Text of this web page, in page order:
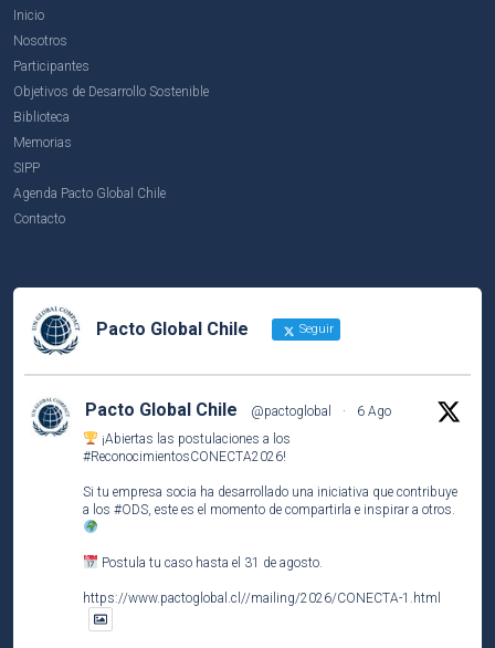
Inicio
Nosotros
Participantes
Objetivos de Desarrollo Sostenible
Biblioteca
Memorias
SIPP
Agenda Pacto Global Chile
Contacto
Pacto Global Chile Seguir
Pacto Global Chile @pactoglobal ·
6 Ago
¡Abiertas las postulaciones a los
#ReconocimientosCONECTA2026!
Si tu empresa socia ha desarrollado una iniciativa que contribuye
a los #ODS, este es el momento de compartirla e inspirar a otros.
Postula tu caso hasta el 31 de agosto.
https://www.pactoglobal.cl//mailing/2026/CONECTA-1.html